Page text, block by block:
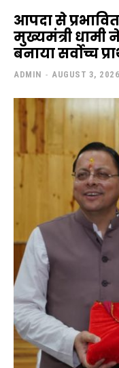
आपदा से
मुख्यमंत्री धामी
बनाया सर्वोच्च
ADMIN - AUGUST 3, 2026